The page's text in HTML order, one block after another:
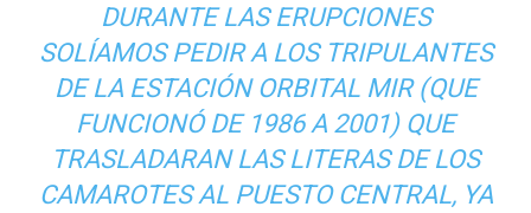
DURANTE LAS ERUPCIONES
SOLÍAMOS PEDIR A LOS TRIPULANTES
DE LA ESTACIÓN ORBITAL MIR (QUE
FUNCIONÓ DE 1986 A 2001) QUE
TRASLADARAN LAS LITERAS DE LOS
CAMAROTES AL PUESTO CENTRAL, YA